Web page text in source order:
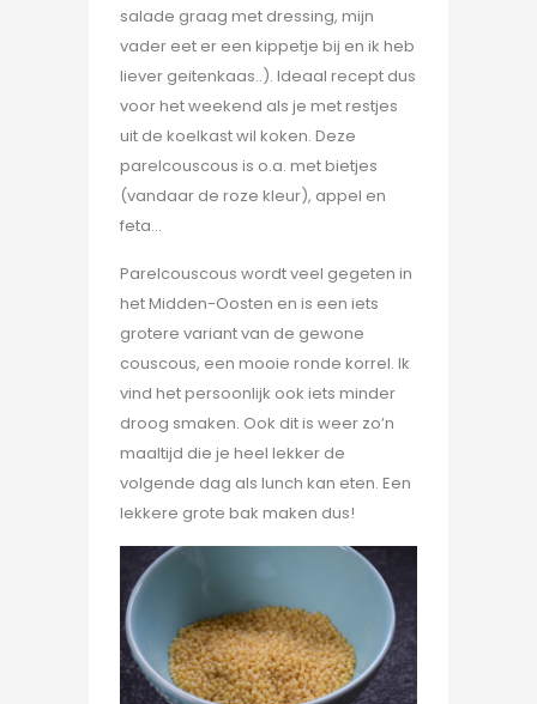
salade graag met dressing, mijn
vader eet er een kippetje bij en ik heb
liever geitenkaas..). Ideaal recept dus
voor het weekend als je met restjes
uit de koelkast wil koken. Deze
parelcouscous is o.a. met bietjes
(vandaar de roze kleur), appel en
feta…
Parelcouscous wordt veel gegeten in
het Midden-Oosten en is een iets
grotere variant van de gewone
couscous, een mooie ronde korrel. Ik
vind het persoonlijk ook iets minder
droog smaken. Ook dit is weer zo’n
maaltijd die je heel lekker de
volgende dag als lunch kan eten. Een
lekkere grote bak maken dus!